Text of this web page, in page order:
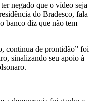
negado que o vídeo seja
do Bradesco, fala
banco diz que não tem
continua de prontidão” foi
sinalizando seu apoio à